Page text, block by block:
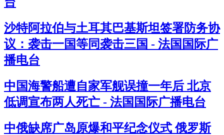
沙特阿拉伯与土耳其巴基斯坦签署防务协
议：袭击一国等同袭击三国 - 法国国际广
播电台
中国海警船遭自家军舰误撞一年后 北京
低调宣布两人死亡 - 法国国际广播电台
中俄缺席广岛原爆和平纪念仪式 俄罗斯